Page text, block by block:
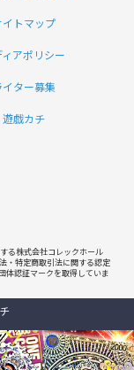
イトマップ
ィアポリシー
イター募集
遊戯カチ
る株式会社コレックホール
・特定商取引法に関する認定
体認証マークを取得していま